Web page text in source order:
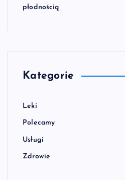
płodnością
Kategorie
Leki
Polecamy
Usługi
Zdrowie